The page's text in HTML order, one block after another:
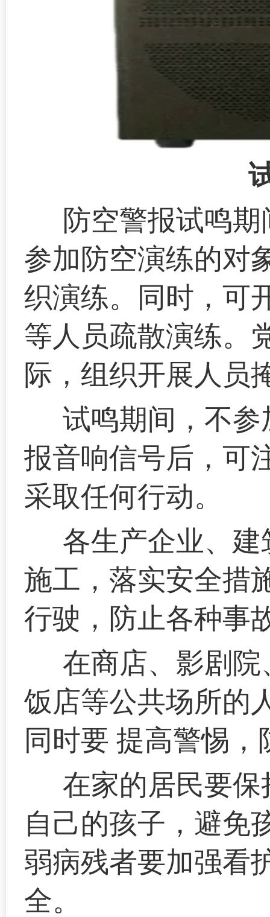
防空警报试鸣
参加防空演练的对
织演练。同时，可
等人员疏散演练。
际，组织开展人员
试鸣期间，不
报音响信号后，可
采取任何行动。
各生产企业、
施工，落实安全措
行驶，防止各种事
在商店、影剧
饭店等公共场所的
同时要 提高警惕
在家的居民要
自己的孩子，避免
弱病残者要加强看
全。